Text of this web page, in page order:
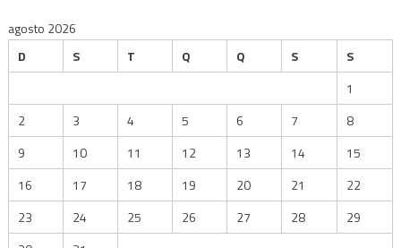
agosto 2026
D
S T Q Q S
S
1
2
3 4 5 6 7
8
9
10 11 12 13 14
15
16
17 18 19 20 21
22
23
24 25 26 27 28
29